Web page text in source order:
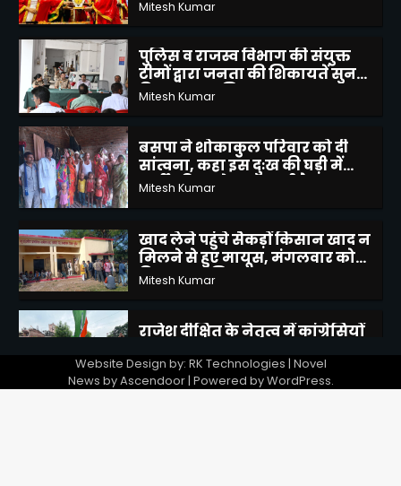
3
4
बसपा ने शोकाकुल परिवार को दी
5
खाद लेने पहुंचे सैकड़ों किसान खाद न
1
राजेश दीक्षित के नेतृत्व में कांग्रेसियों
शामिल
बांदा पैरामेडिकल कॉलेज एंड नर्सिंग
स्कूल का द्वितीय दीक्षांत समारोह
Website Design by: RK Technologies | Novel
News byAscendoor| Powered byWordPress.